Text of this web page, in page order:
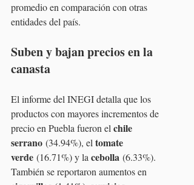
promedio en comparación con otras
entidades del país.
Suben y bajan precios en la
canasta
El informe del INEGI detalla que los
productos con mayores incrementos de
precio en Puebla fueron el chile
serrano (34.94%), el tomate
verde (16.71%) y la cebolla (6.33%).
También se reportaron aumentos en